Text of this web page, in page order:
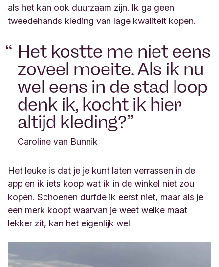
als het kan ook duurzaam zijn. Ik ga geen
tweedehands kleding van lage kwaliteit kopen.
Het kostte me niet eens
zoveel moeite. Als ik nu
wel eens in de stad loop
denk ik, kocht ik hier
altijd kleding?
Caroline van Bunnik
Het leuke is dat je je kunt laten verrassen in de
app en ik iets koop wat ik in de winkel niet zou
kopen. Schoenen durfde ik eerst niet, maar als je
een merk koopt waarvan je weet welke maat
lekker zit, kan het eigenlijk wel.